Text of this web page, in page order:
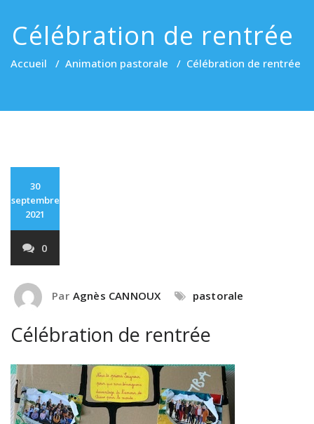
Célébration de rentrée
Accueil / Animation pastorale / Célébration de rentrée
30
septembre
2021
0
Par Agnès CANNOUX pastorale
Célébration de rentrée